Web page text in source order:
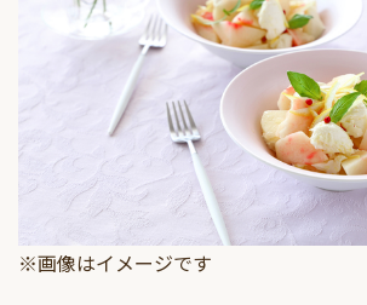
※画像はイメージです